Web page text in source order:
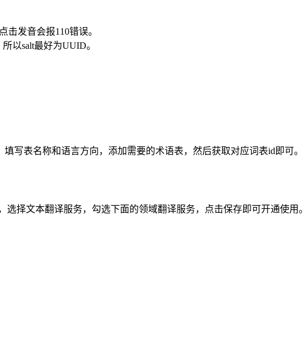
击发音会报110错误。
以salt最好为UUID。
写表名称和语言方向，添加需要的术语表，然后获取对应词表id即可。
选择文本翻译服务，勾选下面的领域翻译服务，点击保存即可开通使用。